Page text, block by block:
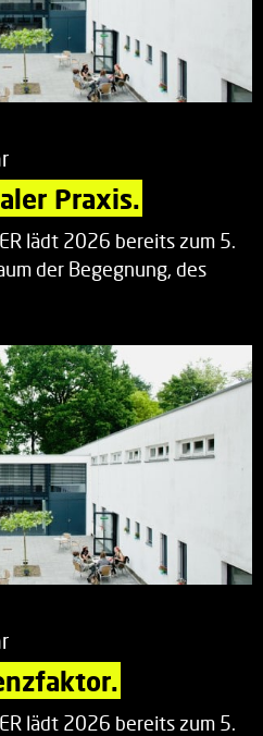
Praxis.
lädt 2026 bereits zum 5.
der Begegnung, des
lädt 2026 bereits zum 5.